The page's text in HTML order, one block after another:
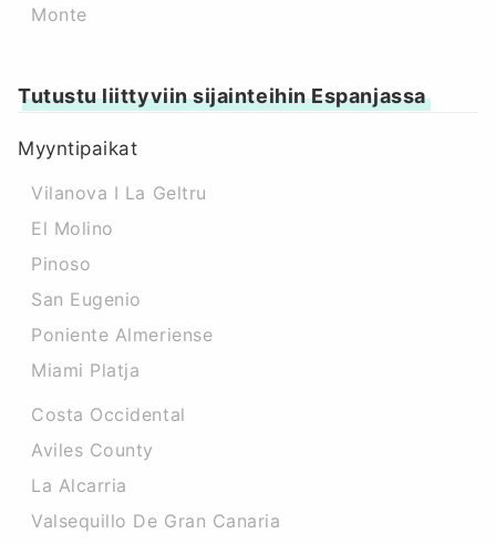
Monte
Tutustu liittyviin sijainteihin Espanjassa
Myyntipaikat
Vilanova I La Geltru
El Molino
Pinoso
San Eugenio
Poniente Almeriense
Miami Platja
Costa Occidental
Aviles County
La Alcarria
Valsequillo De Gran Canaria